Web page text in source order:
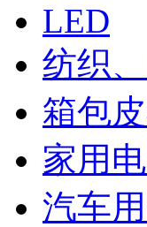
LED
纺织
箱包
家用
汽车